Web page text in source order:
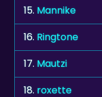
16. Ringtone
17. Mautzi
18. roxette
19. romica